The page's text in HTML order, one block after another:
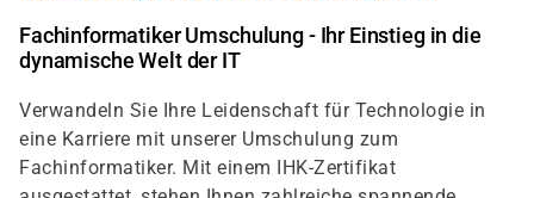
Fachinformatiker Umschulung - Ihr Einstieg in die
dynamische Welt der IT
Verwandeln Sie Ihre Leidenschaft für Technologie in
eine Karriere mit unserer Umschulung zum
Fachinformatiker. Mit einem IHK-Zertifikat